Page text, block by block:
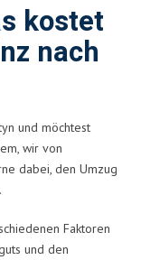
kostet
nach
und möchtest
wir von
dabei, den Umzug
Faktoren
und den